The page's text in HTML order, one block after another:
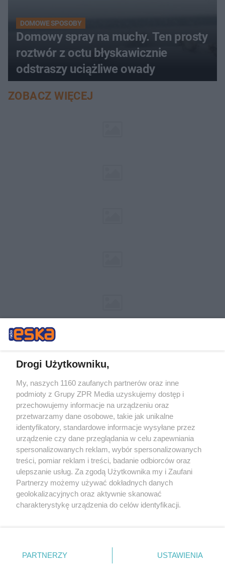
DOMOWE SPOSOBY
Domowy spray na muchy. Ten prosty
roztwór z octu błyskawicznie
odstraszy uciążliwe owady
ZOBACZ WIĘCEJ
Żaden utwór zamieszczony w serwisie nie może być powielany i
rozpowszechniany lub dalej rozpowszechniany w jakikolwiek sposób (w
tym także elektroniczny lub mechaniczny) na jakimkolwiek polu
eksploatacji w jakiejkolwiek formie, włącznie z umieszczaniem w
Internecie bez pisemnej zgody właściciela praw. Jakiekolwiek użycie lub
wykorzystanie utworów w całości lub w części z naruszeniem prawa,
tzn. bez właściwej zgody, jest zabronione pod groźbą kary i może być
ścigane prawnie.
Drogi Użytkowniku,
My, naszych 1160 zaufanych partnerów oraz inne
podmioty z Grupy ZPR Media uzyskujemy dostęp i
przechowujemy informacje na urządzeniu oraz
przetwarzamy dane osobowe, takie jak unikalne
identyfikatory, standardowe informacje wysyłane przez
urządzenie czy dane przeglądania w celu zapewniania
spersonalizowanych reklam, wybór spersonalizowanych
treści, pomiar reklam i treści, badanie odbiorców oraz
ulepszanie usług. Za zgodą Użytkownika my i Zaufani
Partnerzy możemy używać dokładnych danych
geolokalizacyjnych oraz aktywnie skanować
charakterystykę urządzenia do celów identyfikacji.
zmienić/wycofać klikając przycisk ustawień prywatności
znajdujący się w lewym dolnym rogu strony
PARTNERZY USTAWIENIA